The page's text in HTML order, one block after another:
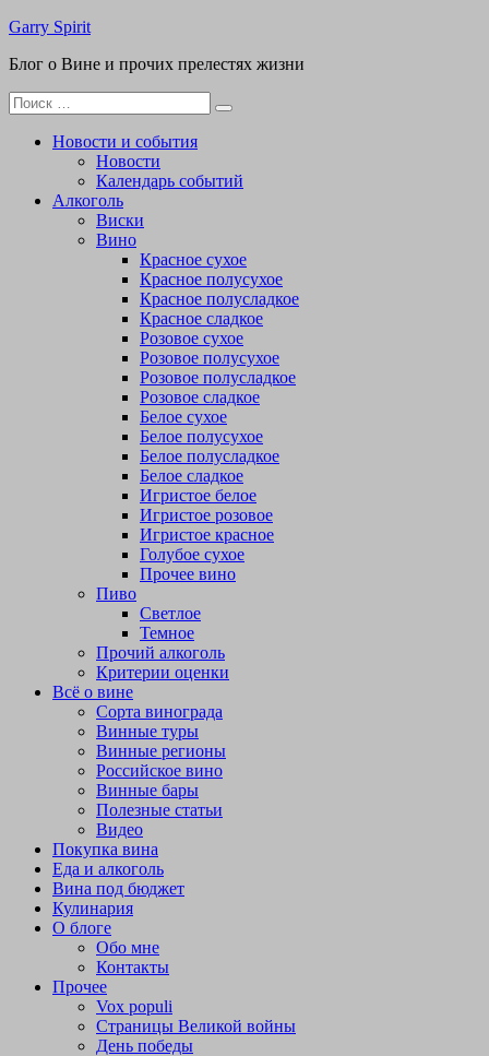
Перейти
содержимому
Garry Spirit
Блог о Вине и прочих прелестях жизни
Поиск
для:
Новости и события
Новости
Календарь событий
Алкоголь
Виски
Вино
Красное сухое
Красное полусухое
Красное полусладкое
Красное сладкое
Розовое сухое
Розовое полусухое
Розовое полусладкое
Розовое сладкое
Белое сухое
Белое полусухое
Белое полусладкое
Белое сладкое
Игристое белое
Игристое розовое
Игристое красное
Голубое сухое
Прочее вино
Пиво
Светлое
Темное
Прочий алкоголь
Критерии оценки
Всё о вине
Сорта винограда
Винные туры
Винные регионы
Российское вино
Винные бары
Полезные статьи
Видео
Покупка вина
Еда и алкоголь
Вина под бюджет
Кулинария
О блоге
Обо мне
Контакты
Прочее
Vox populi
Страницы Великой войны
День победы